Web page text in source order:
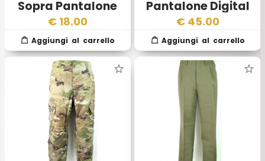
Sopra Pantalone
Dpm Esercito
Inglese
€ 18.00
Pantalone Digital
Auscam Esercito
Australiano
€ 45.00